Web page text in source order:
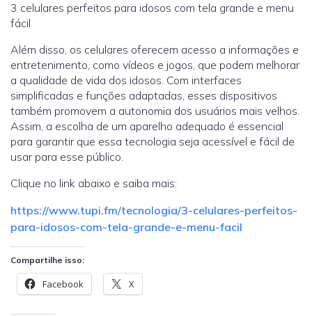
3 celulares perfeitos para idosos com tela grande e menu
fácil
Além disso, os celulares oferecem acesso a informações e
entretenimento, como vídeos e jogos, que podem melhorar
a qualidade de vida dos idosos. Com interfaces
simplificadas e funções adaptadas, esses dispositivos
também promovem a autonomia dos usuários mais velhos.
Assim, a escolha de um aparelho adequado é essencial
para garantir que essa tecnologia seja acessível e fácil de
usar para esse público.
Clique no link abaixo e saiba mais:
https://www.tupi.fm/tecnologia/3-celulares-perfeitos-
para-idosos-com-tela-grande-e-menu-facil
Compartilhe isso:
Facebook X